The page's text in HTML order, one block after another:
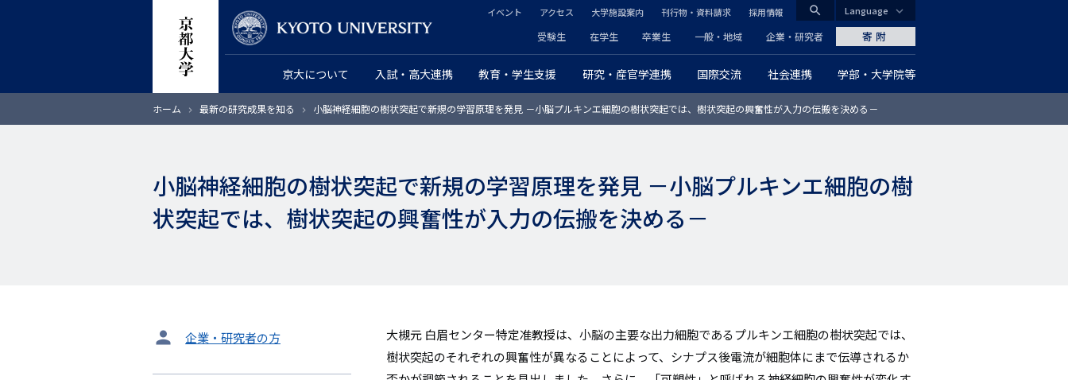
ン
CLOSE
search
グ
ロ
京大について 入試・高大連携 教育・学生支援 研究・産官学連携 国際交流 社会連携 学部・大学院等
ヘ
ッ
ダ
プ
ラ
ー
受験生 在学生 卒業生 一般・地域 企業・研究者
ッ
ダ
ー
カ
ン
ー
リ
イベント アクセス 大学施設案内 刊行物・資料請求 採用情報
寄附
Language
ホーム 最新の研究成果を知る 小脳神経細胞の樹状突起で新規の学習原理を発見 －小脳プルキンエ細胞の樹状突起では、樹状突起の興奮性が入力の伝搬を決める－
小脳神経細胞の樹状突起で新規の学習原理を発見 －小脳プルキンエ細胞の樹
状突起では、樹状突起の興奮性が入力の伝搬を決める－
タ
企業・研究者の方
大槻元 白眉センター特定准教授は、小脳の主要な出力細胞であるプルキンエ細胞の樹状突起では、
樹状突起のそれぞれの興奮性が異なることによって、シナプス後電流が細胞体にまで伝導されるか